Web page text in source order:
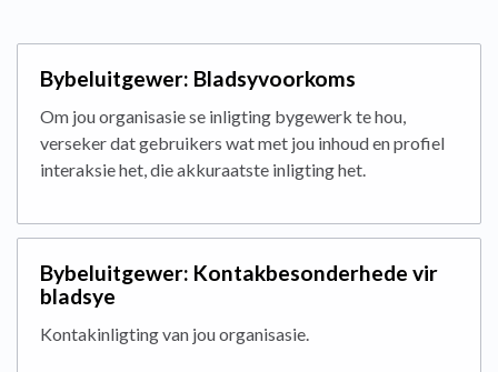
Bybeluitgewer: Bladsyvoorkoms
Om jou organisasie se inligting bygewerk te hou,
verseker dat gebruikers wat met jou inhoud en profiel
interaksie het, die akkuraatste inligting het.
Bybeluitgewer: Kontakbesonderhede vir
bladsye
Kontakinligting van jou organisasie.